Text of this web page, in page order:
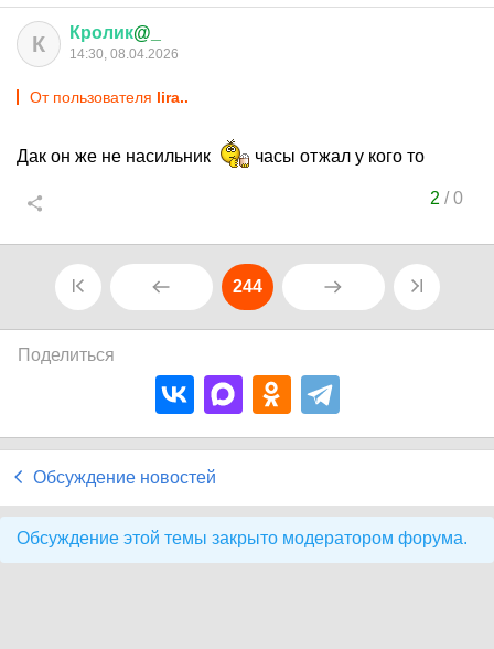
К Кролик@_
14:30, 08.04.2026
От пользователя lira..
Дак он же не насильник часы отжал у кого то
2 /0
244
Поделиться
Обсуждение новостей
Обсуждение этой темы закрыто модератором форума.